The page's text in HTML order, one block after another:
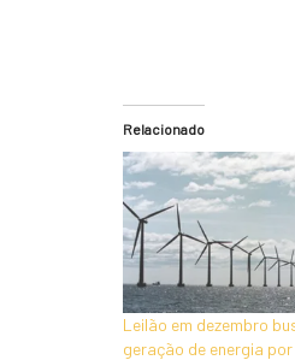
Relacionado
Leilão em dezembro
geração de energia